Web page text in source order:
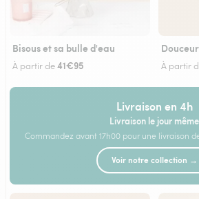
Bisous et sa bulle d'eau
À partir de41€95
Douceur
À partir
Livraison en 4h
Livraison le jour même
Commandez avant 17h00 pour une livraison
Voir notre collection →